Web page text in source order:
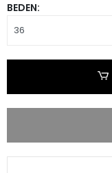
BEDEN: